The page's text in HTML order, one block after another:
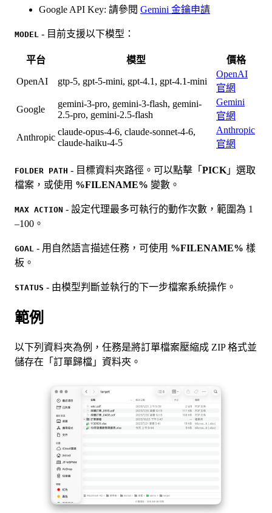
Google API Key: 請參閱 Gemini 金鑰申請
MODEL - 目前支援以下模型：
平台 模型 價格
OpenAI gtp-5, gpt-5-mini, gpt-4.1, gpt-4.1-mini
OpenAI
官網
Google
gemini-3-pro, gemini-3-flash, gemini-
2.5-pro, gemini-2.5-flash
Gemini
官網
Anthropic
claude-opus-4-6, claude-sonnet-4-6,
claude-haiku-4-5
Anthropic
官網
FOLDER PATH - 目標資料夾路徑。可以點擊「 PICK 」選取
檔案，或使用 %FILENAME% 變數。
MAX ACTION - 設定代理最多可執行的動作次數，範圍為 1
–100。
GOAL - 用自然語言描述任務，可使用 %FILENAME% 樣
板。
STATUS - 由模型判斷並執行的下一步檔案系統操作。
範例
以下列資料夾為例，任務是將訂單檔案壓縮成 ZIP 格式並
儲存在「訂單歸檔」資料夾。